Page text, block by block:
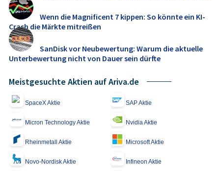
Wenn die Magnificent 7 kippen: So könnte ein KI-
Crash die Märkte mitreißen
SanDisk vor Neubewertung: Warum die aktuelle
Unterbewertung nicht von Dauer sein dürfte
Meistgesuchte Aktien auf Ariva.de
SpaceX Aktie SAP Aktie
Micron Technology Aktie Nvidia Aktie
Rheinmetall Aktie Microsoft Aktie
Novo-Nordisk Aktie Infineon Aktie